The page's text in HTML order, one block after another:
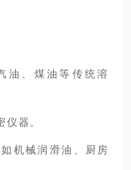
油、煤油等传统溶
器。
机械润滑油、厨房